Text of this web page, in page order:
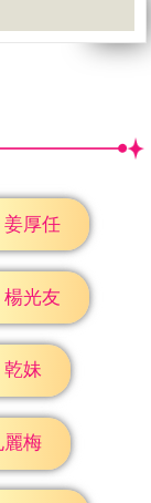
姜厚任
楊光友
乾妹
麗梅